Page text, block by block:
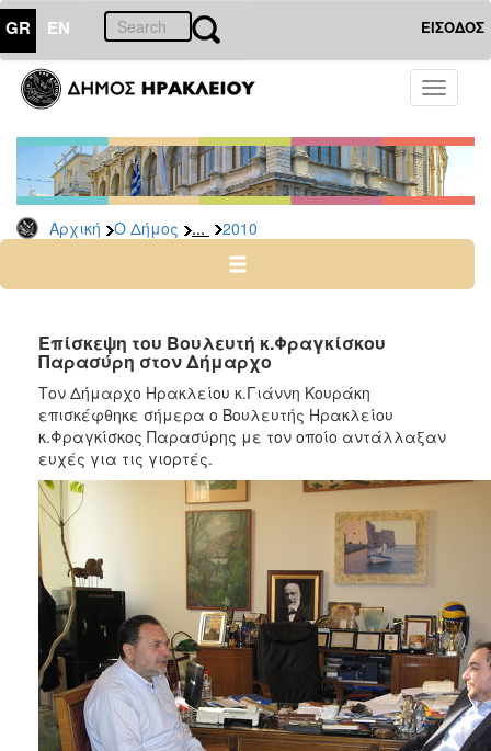
GR EN ΕΙΣΟΔΟΣ
Toggle
Αρχική Ο Δήμος ... 2010
ΔΗΜΟΣ
Δελτία
Τύπου
Αρχείο
2026
2024
2022
2021
2020
2019
2016
2015
2013
2012
2011
2010
Επίσκεψη του Βουλευτή κ.Φραγκίσκου
Παρασύρη στον Δήμαρχο
Τον Δήμαρχο Ηρακλείου κ.Γιάννη Κουράκη
επισκέφθηκε σήμερα ο Βουλευτής Ηρακλείου
κ.Φραγκίσκος Παρασύρης με τον οποίο αντάλλαξαν
ευχές για τις γιορτές.